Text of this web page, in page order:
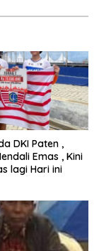
DKI Paten ,
Emas , Kini
lagi Hari ini